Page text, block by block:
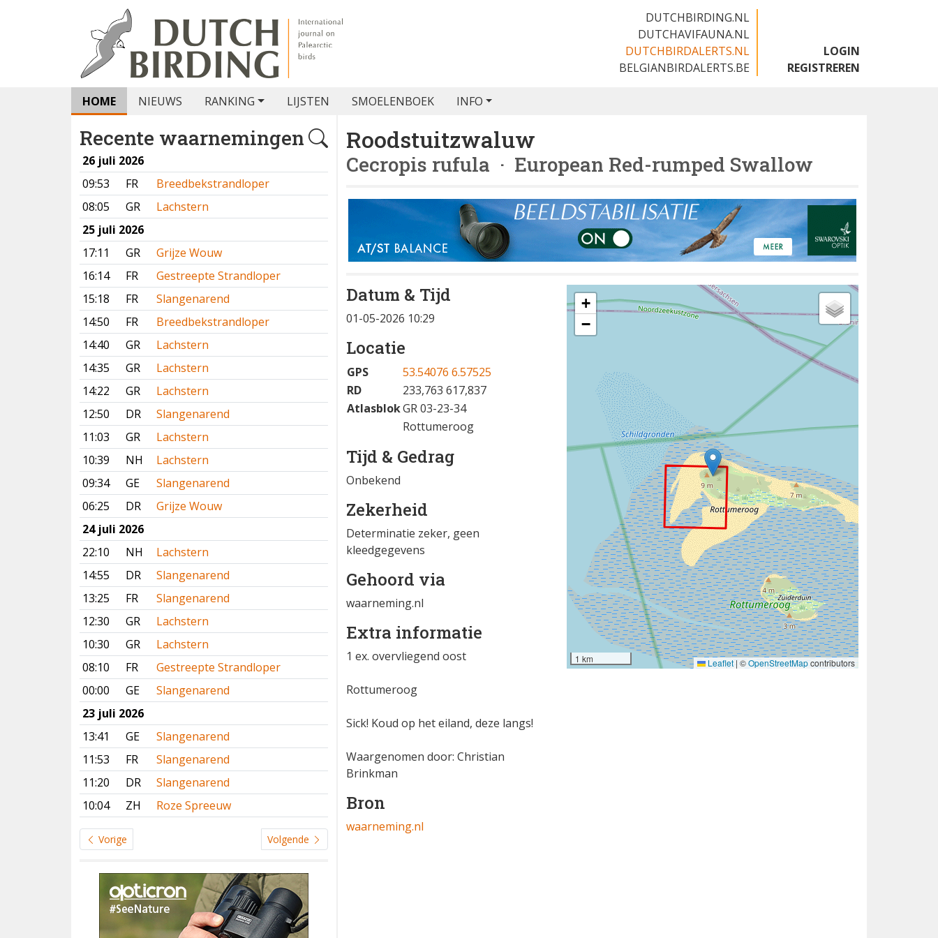
DUTCHBIRDING.NL
DUTCHAVIFAUNA.NL
DUTCHBIRDALERTS.NL
BELGIANBIRDALERTS.BE
LOGIN
REGISTREREN
HOME NIEUWS RANKING LIJSTEN SMOELENBOEK INFO
Recente waarnemingen
26 juli 2026
09:53
FR
Breedbekstrandloper
08:05
GR
Lachstern
25 juli 2026
17:11
GR
Grijze Wouw
16:14
FR
Gestreepte Strandloper
15:18
FR
Slangenarend
14:50
FR
Breedbekstrandloper
14:40
GR
Lachstern
14:35
GR
Lachstern
14:22
GR
Lachstern
12:50
DR
Slangenarend
11:03
GR
Lachstern
10:39
NH
Lachstern
09:34
GE
Slangenarend
06:25
DR
Grijze Wouw
24 juli 2026
22:10
NH
Lachstern
14:55
DR
Slangenarend
13:25
FR
Slangenarend
12:30
GR
Lachstern
10:30
GR
Lachstern
08:10
FR
Gestreepte Strandloper
00:00
GE
Slangenarend
23 juli 2026
13:41
GE
Slangenarend
11:53
FR
Slangenarend
11:20
DR
Slangenarend
10:04
ZH Roze Spreeuw
Vorige Volgende
Roodstuitzwaluw
Cecropis rufula · European Red-rumped Swallow
Datum & Tijd
01-05-2026 10:29
Locatie
GPS
53.54076 6.57525
RD
233,763 617,837
AtlasblokGR 03-23-34
Rottumeroog
Tijd & Gedrag
Onbekend
Zekerheid
Determinatie zeker, geen
kleedgegevens
Gehoord via
waarneming.nl
Extra informatie
1 ex. overvliegend oost
Rottumeroog
Sick! Koud op het eiland, deze langs!
Waargenomen door: Christian
Brinkman
Bron
waarneming.nl
+
−
1 km Leaflet | ©OpenStreetMapcontributors